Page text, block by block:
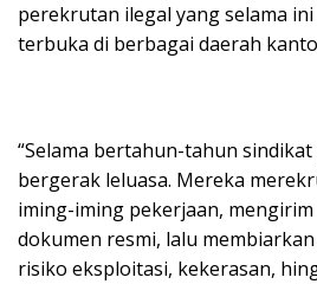
perekrutan ilegal yang selama
terbuka di berbagai daerah
“Selama bertahun-tahun
bergerak leluasa. Mereka
iming-iming pekerjaan,
dokumen resmi, lalu
risiko eksploitasi, kekerasan,